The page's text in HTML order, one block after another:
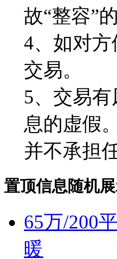
故“整容”
4、如对
交易。
5、交易
息的虚假
并不承担
置顶信息随机
65万/200
暖